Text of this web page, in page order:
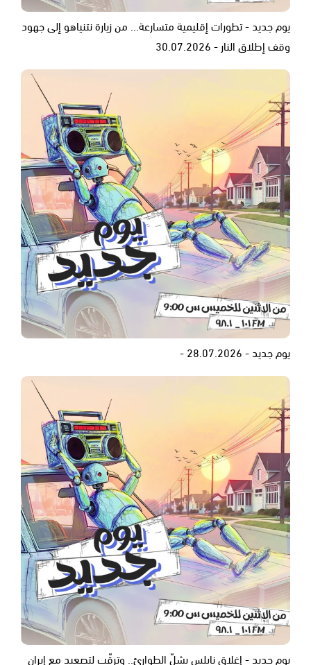
يوم جديد - تطورات إقليمية متسارعة... من زيارة نتنياهو إلى جهود
وقف إطلاق النار - 30.07.2026
يوم جديد - 28.07.2026 -
يوم جديد - إغلاق نابلس يشلّ الطوارئ.. وترقّب لتصعيد مع إيران